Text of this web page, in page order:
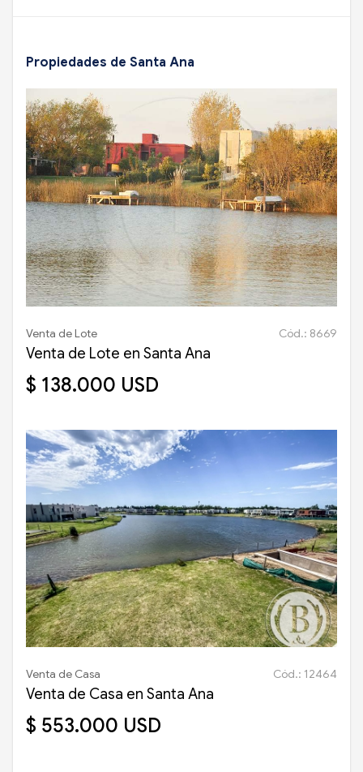
Propiedades de Santa Ana
Venta de Lote Cód.: 8669
Venta de Lote en Santa Ana
$ 138.000 USD
Venta de Casa Cód.: 12464
Venta de Casa en Santa Ana
$ 553.000 USD